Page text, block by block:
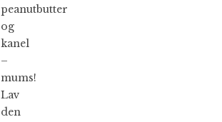
peanutbutter
og
kanel
–
mums!
Lav
den